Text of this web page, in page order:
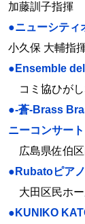
加藤訓子指
●ニューシティ
小久保 大輔
●Ensemble
コミ協ひがし
●-蒼-Brass
ニーコンサート
広島県佐伯区
●Rubatoピア
大田区民ホ
●KUNIKO